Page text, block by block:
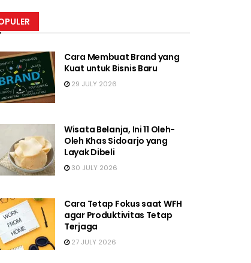
Cara Membuat Brand yang
Kuat untuk Bisnis Baru
29 JULY 2026
Wisata Belanja, Ini 11 Oleh-
Oleh Khas Sidoarjo yang
Layak Dibeli
30 JULY 2026
Cara Tetap Fokus saat WFH
agar Produktivitas Tetap
Terjaga
27 JULY 2026